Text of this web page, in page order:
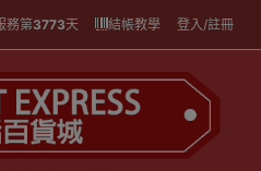
務第3773天 結帳教學 登入/註冊